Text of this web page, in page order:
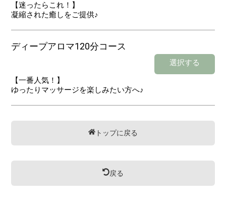
【迷ったらこれ！】
凝縮された癒しをご提供♪
ディープアロマ120分コース
選択する
【一番人気！】
ゆったりマッサージを楽しみたい方へ♪
トップに戻る
戻る